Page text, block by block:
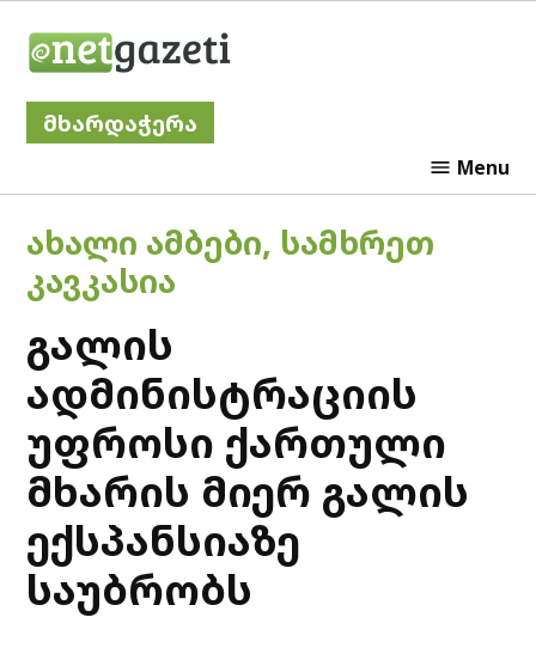
მხარდაჭერა
Menu
POSTED
IN
ᲐᲮᲐᲚᲘ ᲐᲛᲑᲔᲑᲘ, ᲡᲐᲛᲮᲠᲔᲗ
ᲙᲐᲕᲙᲐᲡᲘᲐ
გალის
ადმინისტრაციის
უფროსი ქართული
მხარის მიერ გალის
ექსპანსიაზე
საუბრობს